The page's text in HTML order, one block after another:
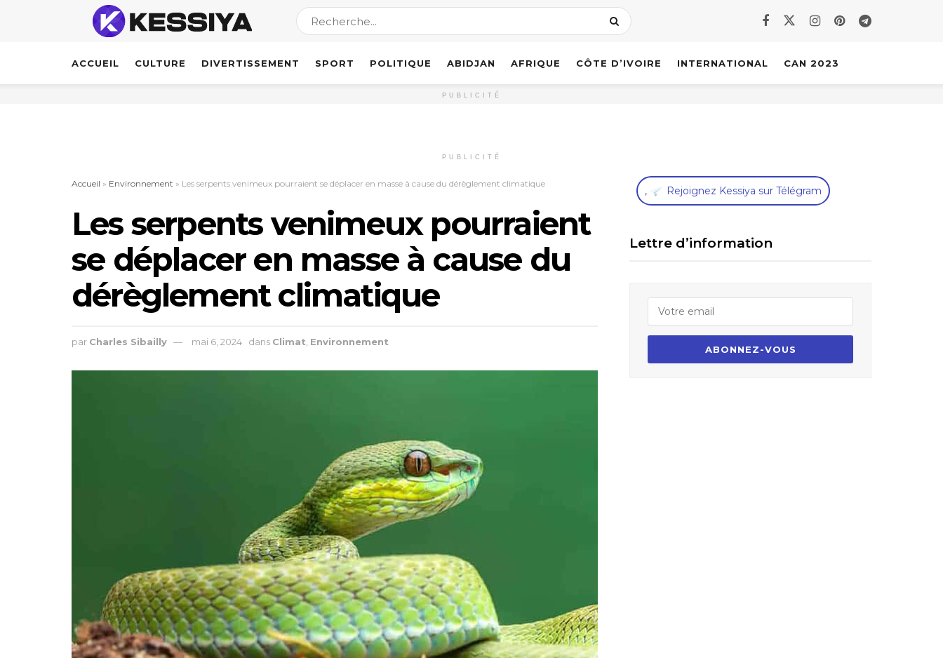
ACCUEIL CULTURE DIVERTISSEMENT SPORT POLITIQUE ABIDJAN AFRIQUE CÔTE D’IVOIRE INTERNATIONAL CAN 2023
PUBLICITÉ
PUBLICITÉ
Accueil » Environnement » Les serpents venimeux pourraient se déplacer en masse à cause du dérèglement climatique
Les serpents venimeux pourraient
se déplacer en masse à cause du
dérèglement climatique
par Charles Sibailly mai 6, 2024 dans Climat Environnement
, Rejoignez Kessiya sur Télégram
Lettre d’information